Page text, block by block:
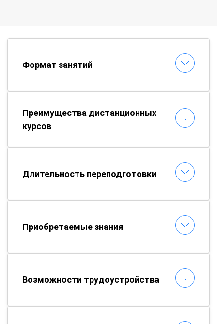
Формат занятий
Преимущества дистанционных
курсов
Длительность переподготовки
Приобретаемые знания
Возможности трудоустройства